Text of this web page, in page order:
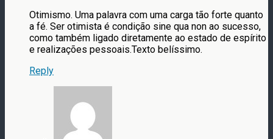
Otimismo. Uma palavra com uma carga tão forte quanto
a fé. Ser otimista é condição sine qua non ao sucesso,
como também ligado diretamente ao estado de espírito
e realizações pessoais.Texto belíssimo.
Reply